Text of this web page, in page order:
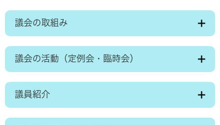
議会の取組み
議会の活動（定例会・臨時会）
議員紹介